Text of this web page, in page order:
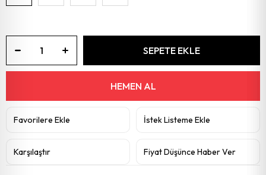
Favorilere Ekle İstek Listeme Ekle
Karşılaştır Fiyat Düşünce Haber Ver